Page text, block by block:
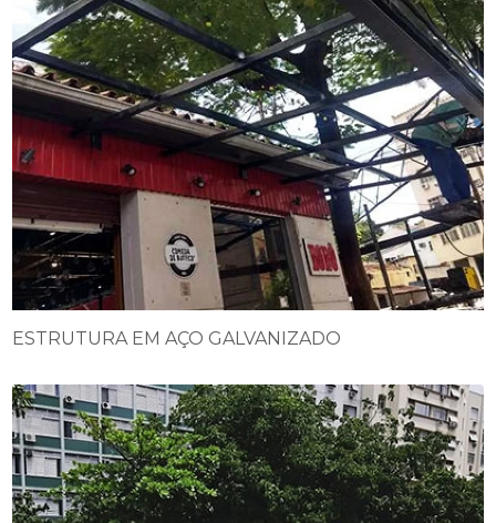
ESTRUTURA EM AÇO GALVANIZADO